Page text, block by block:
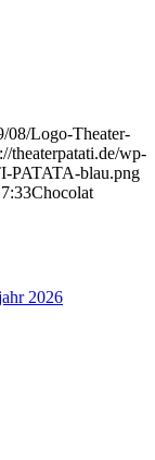
08/Logo-Theater-
theaterpatati.de/wp-
PATATA-blau.png
Chocolat
2026